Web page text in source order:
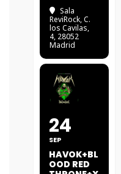
Sala
ReviRock, C.
los Cavilas,
4, 28052
Madrid
24
SEP
HAVOK+BL
OOD RED